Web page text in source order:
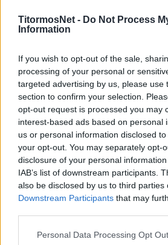
TitormosNet - Do Not Process
Information
If you wish to opt-out of the sale,
processing of your personal or
targeted advertising by us, please use
section to confirm your selection.
opt-out request is processed you may
interest-based ads based on personal
us or personal information disclosed
your opt-out. You may separately opt-
disclosure of your personal
IAB’s list of downstream participants.
also be disclosed by us to third parties
Downstream Participants that may
Personal Data Processing Opt
Γλίτωσε τα
επιστρέφουν
ΠΑΝΑΙΤΩΛΙΚΟΣ
«Στη λίστα της
ΠΑΝΑΙΤΩΛΙΚΟΣ
Καρέλης: «Στο
είμαι ο πρώτος
πρωτάθλημα»
ομάδα που με